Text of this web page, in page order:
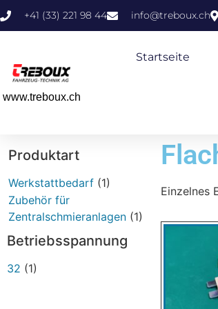
+41 (33) 221 98 44 info@treboux.ch
www.treboux.ch
Startseite
Produktart
Werkstattbedarf (1)
Zubehör für
Zentralschmieranlagen (1)
Betriebsspannung
32 (1)
Einzelnes